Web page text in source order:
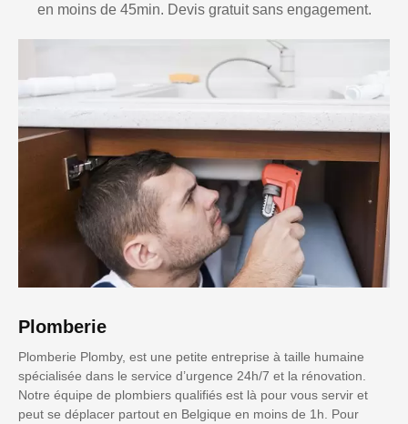
en moins de 45min. Devis gratuit sans engagement.
Plomberie
Plomberie Plomby, est une petite entreprise à taille humaine
spécialisée dans le service d’urgence 24h/7 et la rénovation.
Notre équipe de plombiers qualifiés est là pour vous servir et
peut se déplacer partout en Belgique en moins de 1h. Pour